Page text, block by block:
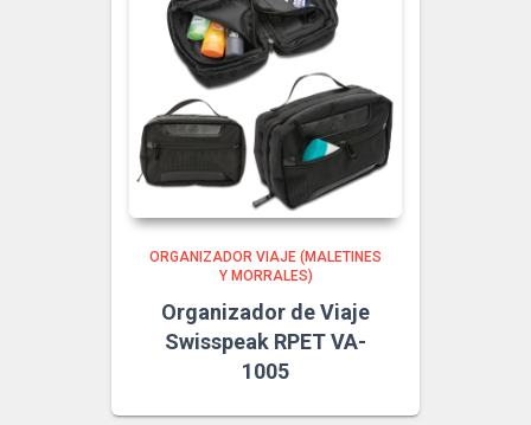
ORGANIZADOR VIAJE (MALETINES
Y MORRALES)
Organizador de Viaje
Swisspeak RPET VA-
1005